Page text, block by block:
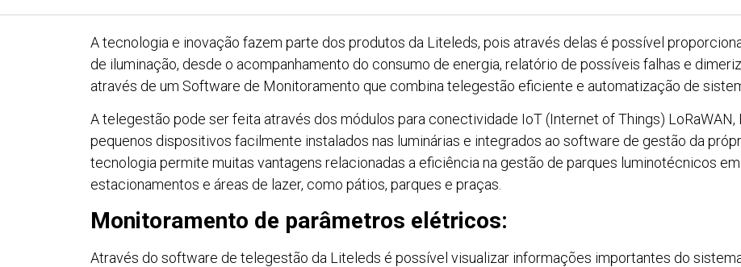
A tecnologia e inovação fazem parte dos produtos da Liteleds, pois através delas é possível
de iluminação, desde o acompanhamento do consumo de energia, relatório de possíveis falhas e
através de um Software de Monitoramento que combina telegestão eficiente e automatização de
A telegestão pode ser feita através dos módulos para conectividade IoT (Internet of Things) LoRaWAN,
pequenos dispositivos facilmente instalados nas luminárias e integrados ao software de gestão da
tecnologia permite muitas vantagens relacionadas a eficiência na gestão de parques luminotécnicos
estacionamentos e áreas de lazer, como pátios, parques e praças.
Monitoramento de parâmetros elétricos:
Através do software de telegestão da Liteleds é possível visualizar informações importantes do